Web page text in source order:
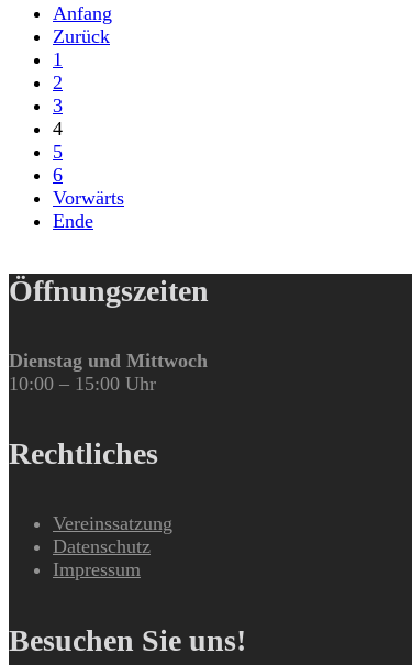
Anfang
Zurück
1
2
3
4
5
6
Vorwärts
Ende
Öffnungszeiten
Dienstag und Mittwoch
10:00 – 15:00 Uhr
Rechtliches
Vereinssatzung
Datenschutz
Impressum
Besuchen Sie uns!